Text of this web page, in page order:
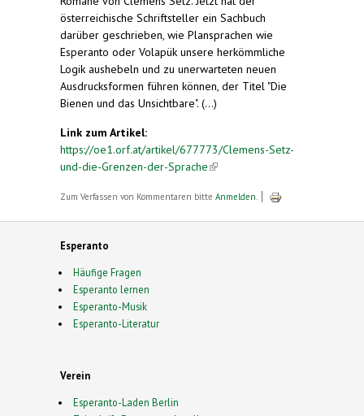
österreichische Schriftsteller ein Sachbuch
darüber geschrieben, wie Plansprachen wie
Esperanto oder Volapük unsere herkömmliche
Logik aushebeln und zu unerwarteten neuen
Ausdrucksformen führen können, der Titel "Die
Bienen und das Unsichtbare". (...)
Link zum Artikel:
https://oe1.orf.at/artikel/677773/Clemens-Setz-
und-die-Grenzen-der-Sprache(link is external)
Zum Verfassen von Kommentaren bitte Anmelden
Esperanto
Häufige Fragen
Esperanto lernen
Esperanto-Musik
Esperanto-Literatur
Verein
Esperanto-Laden Berlin